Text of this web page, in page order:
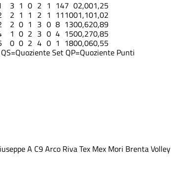
3 1 0 2 1 147 02,001,25
2 1 1 2 1 111001,101,02
2 0 1 3 0 8 1300,620,89
1 0 2 3 0 4 1500,270,85
0 0 2 4 0 1 1800,060,55
QS=Quoziente Set QP=Quoziente Punti
A C9 Arco RivaTex Mex Mori Brenta Volley